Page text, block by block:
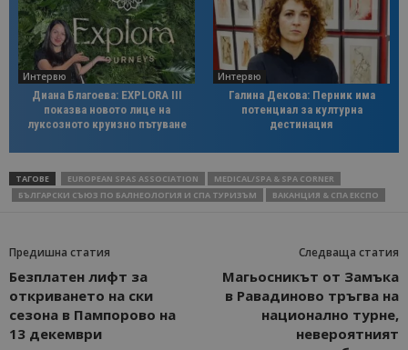
Интервю
Диана Благоева: EXPLORA III
показва новото лице на
луксозното круизно пътуване
Интервю
Галина Декова: Перник има
потенциал за културна
дестинация
ТАГОВЕ EUROPEAN SPAS ASSOCIATION
MEDICAL/SPA & SPA CORNER
БЪЛГАРСКИ СЪЮЗ ПО БАЛНЕОЛОГИЯ И СПА ТУРИЗЪМ
ВАКАНЦИЯ & СПА ЕКСПО
Предишна статия
Безплатен лифт за
откриването на ски
сезона в Пампорово на
13 декември
Следваща статия
Магьосникът от Замъка
в Равадиново тръгва на
национално турне,
невероятният